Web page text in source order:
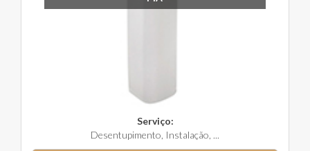
Serviço:
Desentupimento, Instalação, ...